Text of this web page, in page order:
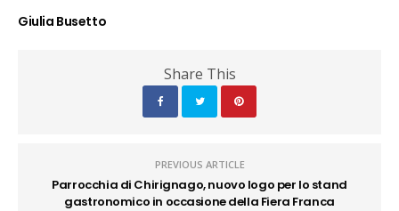
Giulia Busetto
Share This
PREVIOUS ARTICLE
Parrocchia di Chirignago, nuovo logo per lo stand
gastronomico in occasione della Fiera Franca